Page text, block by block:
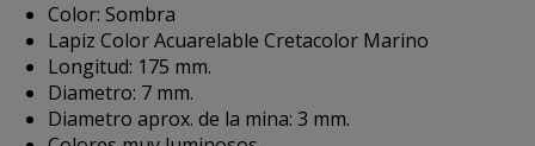
Color: Sombra
Lapiz Color Acuarelable Cretacolor Marino
Longitud: 175 mm.
Diametro: 7 mm.
Diametro aprox. de la mina: 3 mm.